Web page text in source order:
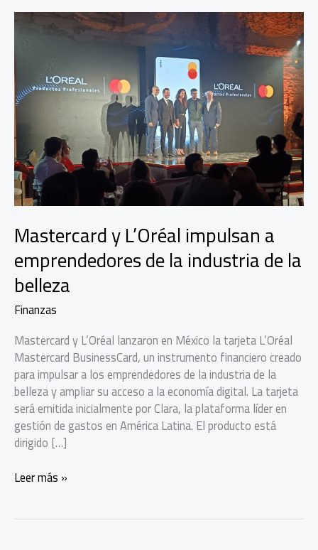
Mastercard y L’Oréal impulsan a
emprendedores de la industria de la
belleza
Finanzas
Mastercard y L’Oréal lanzaron en México la tarjeta L’Oréal
Mastercard BusinessCard, un instrumento financiero creado
para impulsar a los emprendedores de la industria de la
belleza y ampliar su acceso a la economía digital. La tarjeta
será emitida inicialmente por Clara, la plataforma líder en
gestión de gastos en América Latina. El producto está
dirigido […]
Mastercard
Leer más »